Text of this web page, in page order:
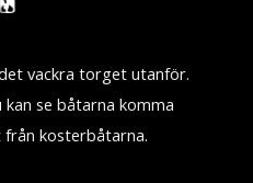
vackra torget utanför.
se båtarna komma
kosterbåtarna.